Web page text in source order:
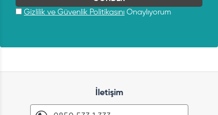
Gizlilik ve Güvenlik Politikasını Onaylıyorum
İletişim